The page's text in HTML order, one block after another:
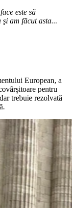
este să
am făcut asta...
European, a
pentru
trebuie rezolvată